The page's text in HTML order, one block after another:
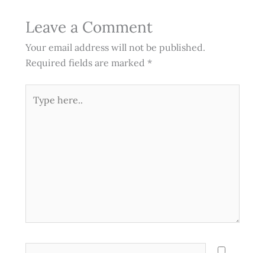
Leave a Comment
Your email address will not be published.
Required fields are marked *
here..